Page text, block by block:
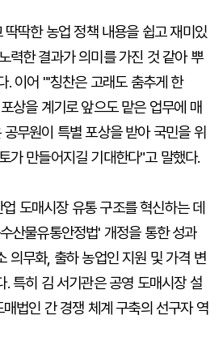
딱한 농업 정책 내용을 쉽고 재미있
력한 결과가 의미를 가진 것 같아 뿌
. 이어 "'칭찬은 고래도 춤추게 한
상을 계기로 앞으도 맡은 업무에 매
무원이 특별 포상을 받아 국민을 위
가 만들어지길 기대한다"고 말했다.
도매시장 유통 구조를 혁신하는 데
산물유통안정법' 개정을 통한 성과
의무화, 출하 농업인 지원 및 가격 변
. 특히 김 서기관은 공영 도매시장 설
법인 간 경쟁 체계 구축의 선구자 역